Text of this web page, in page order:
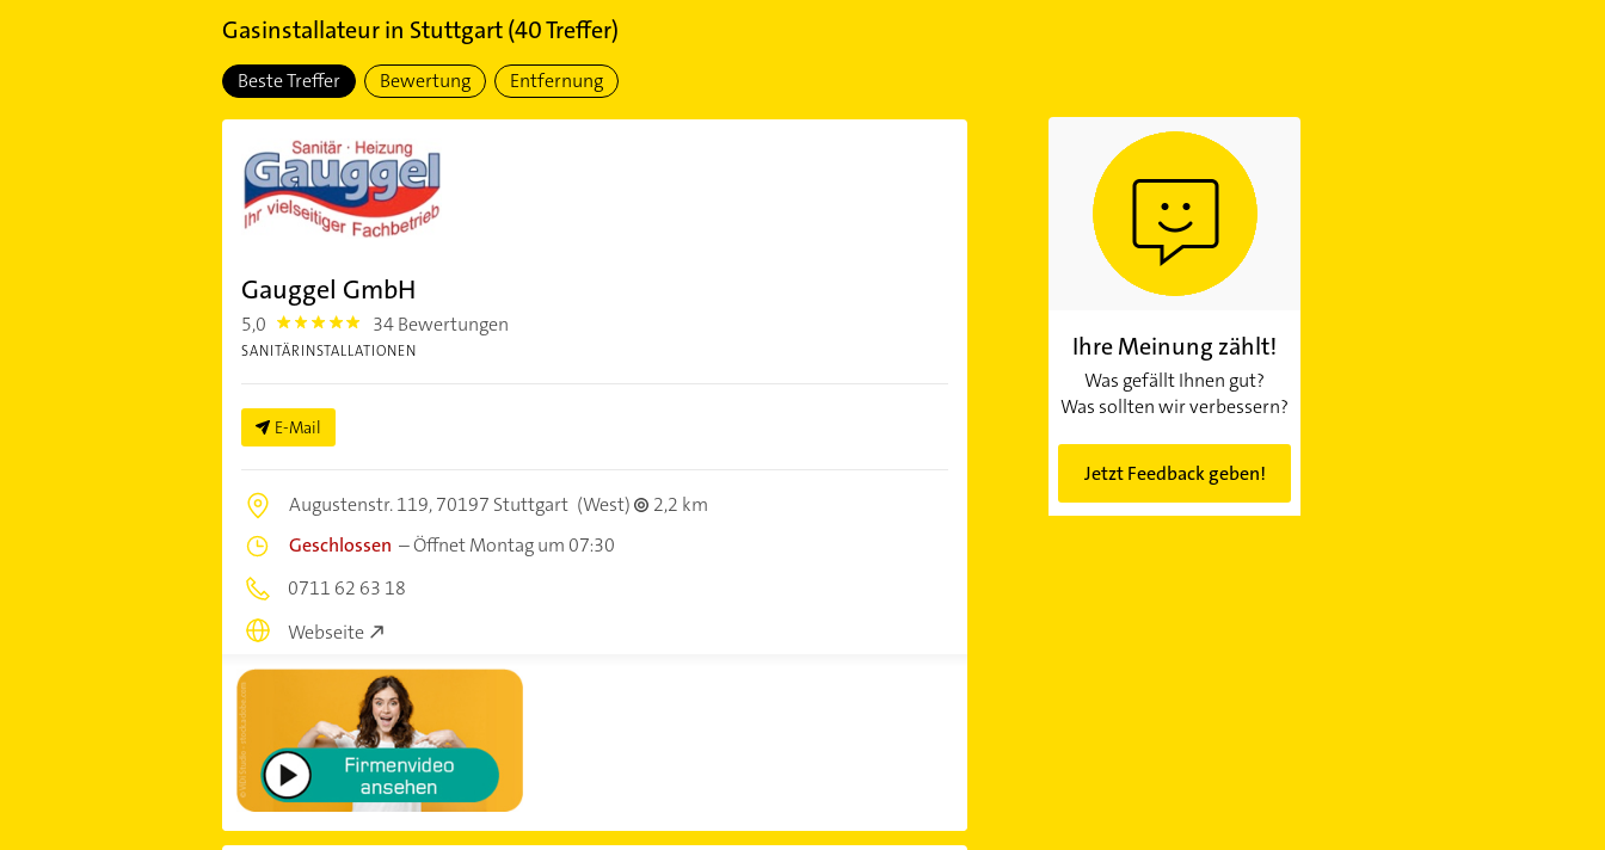
Gasinstallateurin Stuttgart(40Treffer)
Beste Treffer Bewertung Entfernung
Gauggel GmbH
5,0 5.0 34 Bewertungen
SANITÄRINSTALLATIONEN
E-Mail
Augustenstr. 119,70197 Stuttgart (West)
2,2 km
Geschlossen –Öffnet Montag um 07:30
0711 62 63 18
Webseite
Ihre Meinung zählt!
Was gefällt Ihnen gut?
Was sollten wir verbessern?
Jetzt Feedback geben!